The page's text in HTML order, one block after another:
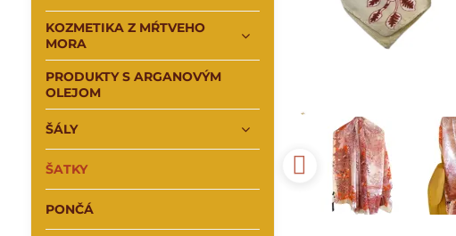
KOZMETIKA Z MŔTVEHO
MORA
PRODUKTY S ARGANOVÝM
OLEJOM
ŠÁLY
ŠATKY
PONČÁ